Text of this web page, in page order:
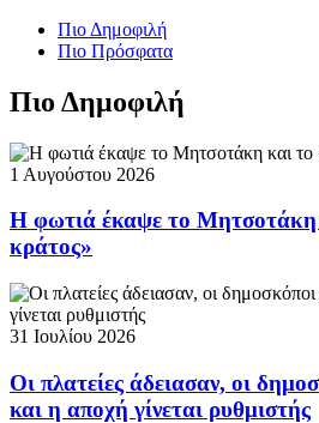
Πιο Δημοφιλή
Πιο Πρόσφατα
Πιο Δημοφιλή
1 Αυγούστου 2026
Η φωτιά έκαψε το Μητσοτάκη
κράτος»
31 Ιουλίου 2026
Οι πλατείες άδειασαν, οι
και η αποχή γίνεται ρυθμιστής